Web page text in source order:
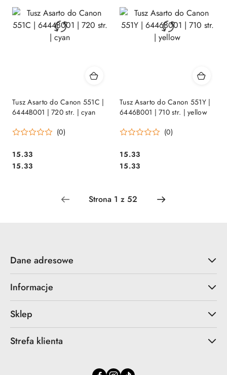
Tusz Asarto do Canon 551C |
6444B001 | 720 str. | cyan
(0)
Cena:
15.33
Cena:
15.33
Tusz Asarto do Canon 551Y |
6446B001 | 710 str. | yellow
(0)
Cena:
15.33
Cena:
15.33
Dane adresowe
Informacje
Sklep
Strefa klienta